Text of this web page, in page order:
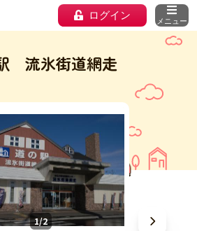
ログイン メニュー
流氷街道網走
1/2